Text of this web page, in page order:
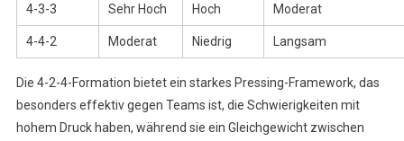
4-3-3 Sehr Hoch Hoch Moderat
4-4-2 Moderat Niedrig Langsam
Die 4-2-4-Formation bietet ein starkes Pressing-Framework, das
besonders effektiv gegen Teams ist, die Schwierigkeiten mit
hohem Druck haben, während sie ein Gleichgewicht zwischen